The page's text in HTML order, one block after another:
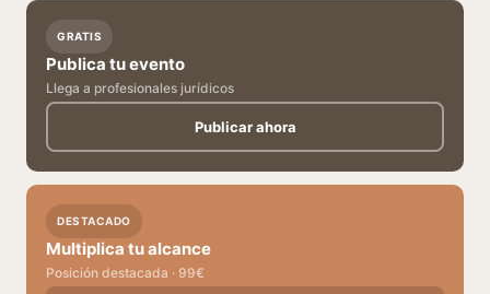
GRATIS
Publica tu evento
Llega a profesionales jurídicos
Publicar ahora
DESTACADO
Multiplica tu alcance
Posición destacada · 99€